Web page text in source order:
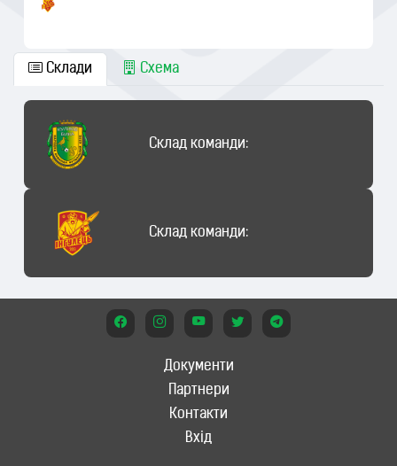
Склади Схема
Склад команди:
Склад команди:
Документи
Партнери
Контакти
Вхід